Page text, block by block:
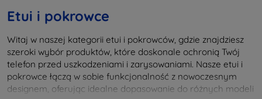
Etui i pokrowce
Witaj w naszej kategorii etui i pokrowców, gdzie znajdziesz
szeroki wybór produktów, które doskonale ochronią Twój
telefon przed uszkodzeniami i zarysowaniami. Nasze etui i
pokrowce łączą w sobie funkcjonalność z nowoczesnym
designem, oferując idealne dopasowanie do różnych modeli